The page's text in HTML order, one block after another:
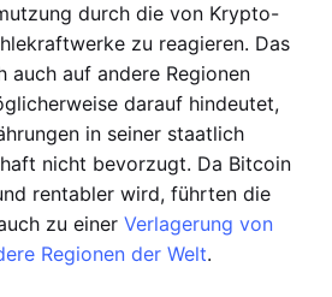
durch die von Krypto-
zu reagieren. Das
auch auf andere Regionen
darauf hindeutet,
in seiner staatlich
nicht bevorzugt. Da Bitcoin
rentabler wird, führten die
zu einer Verlagerung von
Regionen der Welt.